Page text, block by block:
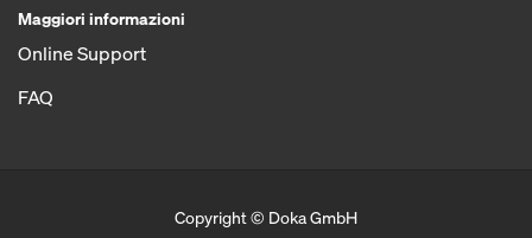
Maggiori informazioni
Online Support
FAQ
Copyright © Doka GmbH